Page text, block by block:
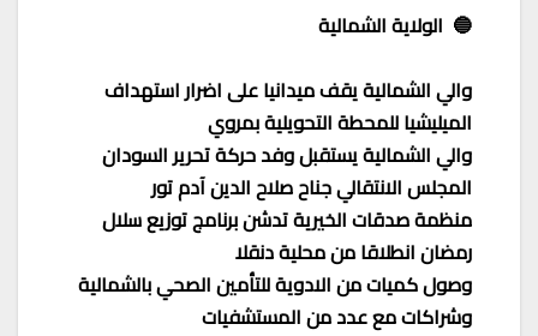
🔵 الولاية الشمالية
والي الشمالية يقف ميدانيا على اضرار استهداف
الميليشيا للمحطة التحويلية بمروي
والي الشمالية يستقبل وفد حركة تحرير السودان
المجلس الانتقالي جناح صلاح الدين آدم تور
منظمة صدقات الخيرية تدشن برنامج توزيع سلال
رمضان انطلاقا من محلية دنقلا
وصول كميات من الادوية للتأمين الصحي بالشمالية
وشراكات مع عدد من المستشفيات